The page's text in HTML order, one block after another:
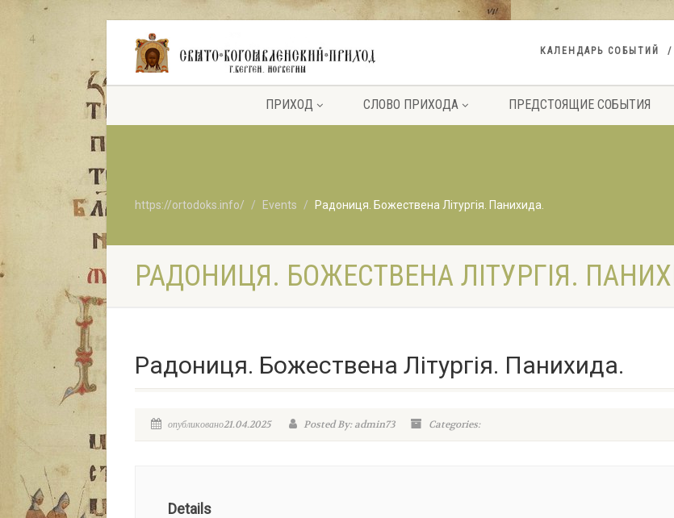
КАЛЕНДАРЬ СОБЫТИЙ
ПРИХОД СЛОВО ПРИХОДА ПРЕДСТОЯЩИЕ СОБЫТИЯ
https://ortodoks.info/ Events Радониця. Божествена Літургія. Панихида.
РАДОНИЦЯ. БОЖЕСТВЕНА ЛІТУРГІЯ.
Радониця. Божествена Літургія. Панихида.
опубликовано21.04.2025 Posted By: admin73 Categories:
Details